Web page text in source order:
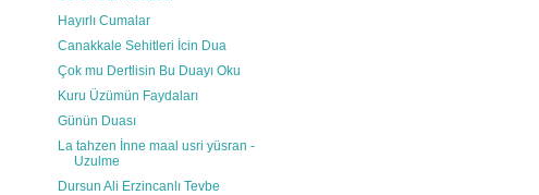
Hayırlı Cumalar
Canakkale Sehitleri İcin Dua
Çok mu Dertlisin Bu Duayı Oku
Kuru Üzümün Faydaları
Günün Duası
La tahzen İnne maal usri yüsran -
Uzulme
Dursun Ali Erzincanlı Tevbe